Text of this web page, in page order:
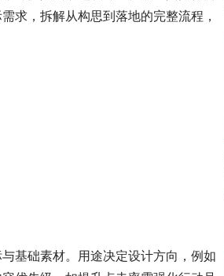
求，拆解从构思到落地的完整流程，
基础素材。用途决定设计方向，例如